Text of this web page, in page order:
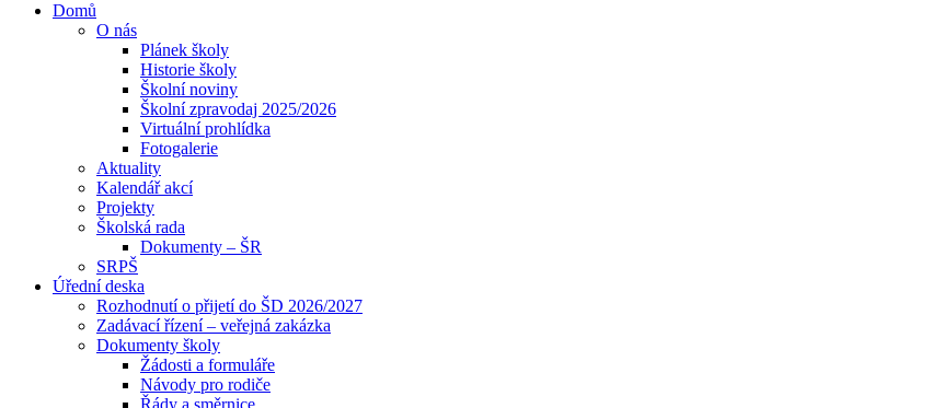
Domů
O nás
Plánek školy
Historie školy
Školní noviny
Školní zpravodaj 2025/2026
Virtuální prohlídka
Fotogalerie
Aktuality
Kalendář akcí
Projekty
Školská rada
Dokumenty – ŠR
SRPŠ
Úřední deska
Rozhodnutí o přijetí do ŠD 2026/2027
Zadávací řízení – veřejná zakázka
Dokumenty školy
Žádosti a formuláře
Návody pro rodiče
Řády a směrnice